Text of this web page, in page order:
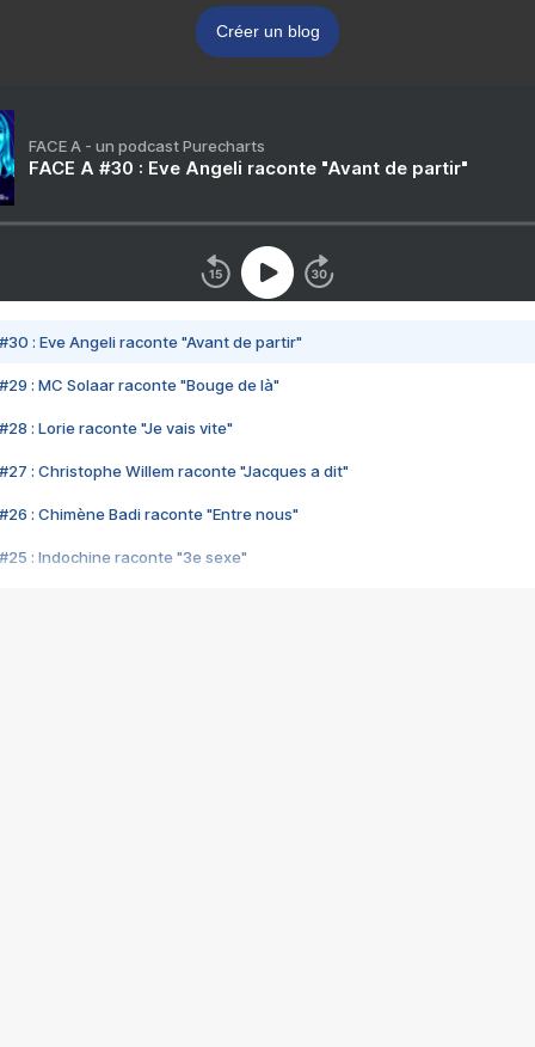
Créer un blog
FACE A - un podcast Purecharts
FACE A #30 : Eve Angeli raconte "Avant de partir"
#30 : Eve Angeli raconte "Avant de partir"
#29 : MC Solaar raconte "Bouge de là"
#28 : Lorie raconte "Je vais vite"
#27 : Christophe Willem raconte "Jacques a dit"
#26 : Chimène Badi raconte "Entre nous"
#25 : Indochine raconte "3e sexe"